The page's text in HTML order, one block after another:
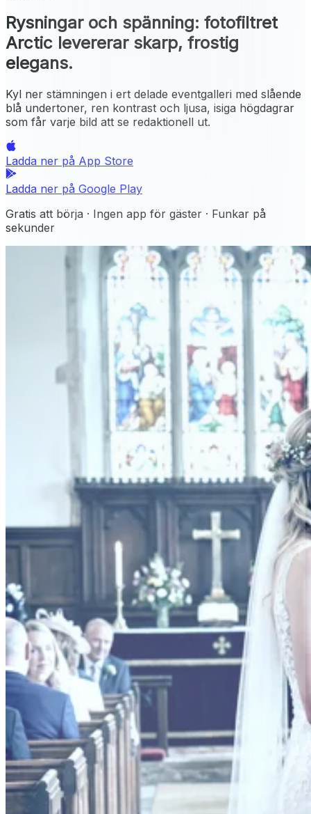
Rysningar och spänning: fotofiltret
Arctic levererar skarp, frostig
elegans.
Kyl ner stämningen i ert delade eventgalleri med slående
blå undertoner, ren kontrast och ljusa, isiga högdagrar
som får varje bild att se redaktionell ut.
Ladda ner på App Store
Ladda ner på Google Play
Gratis att börja · Ingen app för gäster · Funkar på
sekunder